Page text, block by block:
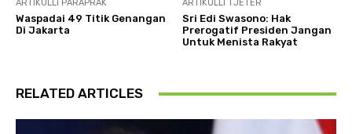
ARTIKULLI PARAPRAK
Waspadai 49 Titik Genangan
Di Jakarta
ARTIKULLI TJETËR
Sri Edi Swasono: Hak
Prerogatif Presiden Jangan
Untuk Menista Rakyat
RELATED ARTICLES